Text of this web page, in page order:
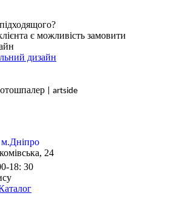
є можливість замовити
дизайн
| artside
м.Дніпро
24
18: 30